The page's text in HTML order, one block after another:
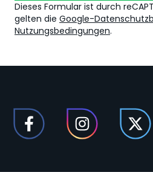
Dieses Formular ist durch
gelten die Google-
Nutzungsbedingungen.